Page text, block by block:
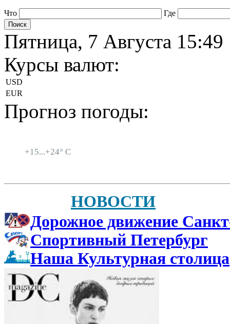
Что Где
Пятница, 7 Августа 15:49
Курсы валют:
USD
EUR
Прогноз погоды:
+15...+24° C
НОВОСТИ
Дорожное движение
Спортивный Петербург
Наша Культурная столица